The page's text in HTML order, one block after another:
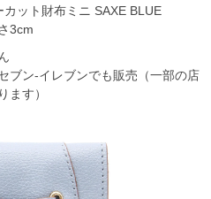
ット財布ミニ SAXE BLUE
3cm
ブン‐イレブンでも販売（一部の店
ます）